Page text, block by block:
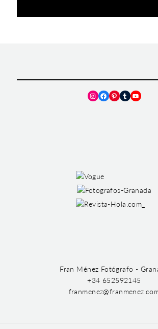
Instagram
Facebook
Pinterest
TumblrYouTube
Fran Ménez Fotógrafo -
+34 652592145